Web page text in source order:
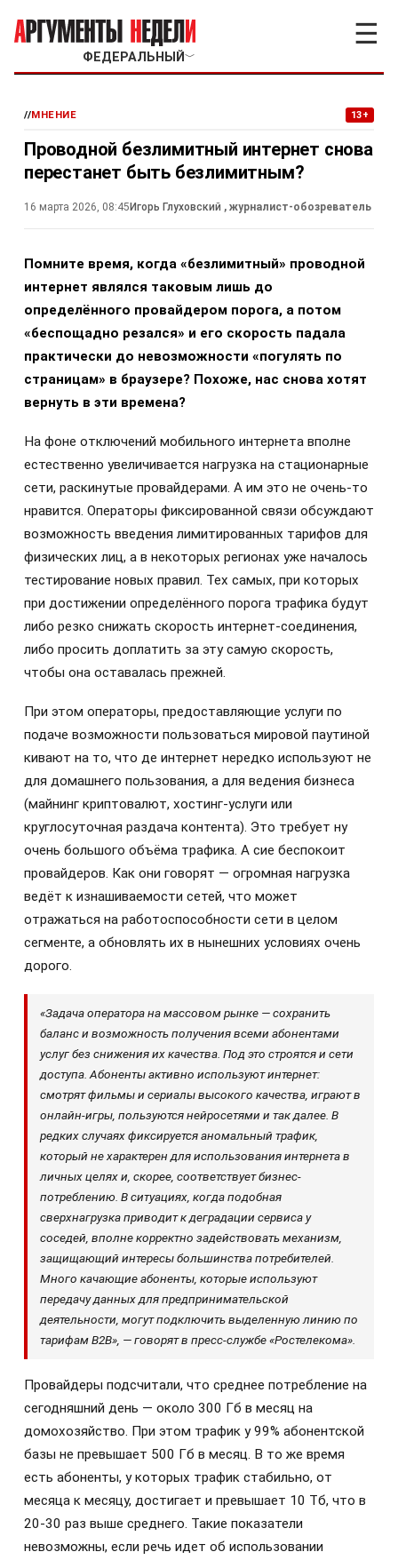
ФЕДЕРАЛЬНЫЙ ﹀
☰
//МНЕНИЕ 13+
Проводной безлимитный интернет снова
перестанет быть безлимитным?
16 марта 2026, 08:45 Игорь Глуховский , журналист-обозреватель
Помните время, когда «безлимитный» проводной
интернет являлся таковым лишь до
определённого провайдером порога, а потом
«беспощадно резался» и его скорость падала
практически до невозможности «погулять по
страницам» в браузере? Похоже, нас снова хотят
вернуть в эти времена?
На фоне отключений мобильного интернета вполне
естественно увеличивается нагрузка на стационарные
сети, раскинутые провайдерами. А им это не очень-то
нравится. Операторы фиксированной связи обсуждают
возможность введения лимитированных тарифов для
физических лиц, а в некоторых регионах уже началось
тестирование новых правил. Тех самых, при которых
при достижении определённого порога трафика будут
либо резко снижать скорость интернет-соединения,
либо просить доплатить за эту самую скорость,
чтобы она оставалась прежней.
При этом операторы, предоставляющие услуги по
подаче возможности пользоваться мировой паутиной
кивают на то, что де интернет нередко используют не
для домашнего пользования, а для ведения бизнеса
(майнинг криптовалют, хостинг-услуги или
круглосуточная раздача контента). Это требует ну
очень большого объёма трафика. А сие беспокоит
провайдеров. Как они говорят — огромная нагрузка
ведёт к изнашиваемости сетей, что может
отражаться на работоспособности сети в целом
сегменте, а обновлять их в нынешних условиях очень
дорого.
«Задача оператора на массовом рынке — сохранить
баланс и возможность получения всеми абонентами
услуг без снижения их качества. Под это строятся и сети
доступа. Абоненты активно используют интернет:
смотрят фильмы и сериалы высокого качества, играют в
онлайн-игры, пользуются нейросетями и так далее. В
редких случаях фиксируется аномальный трафик,
который не характерен для использования интернета в
личных целях и, скорее, соответствует бизнес-
потреблению. В ситуациях, когда подобная
сверхнагрузка приводит к деградации сервиса у
соседей, вполне корректно задействовать механизм,
защищающий интересы большинства потребителей.
Много качающие абоненты, которые используют
передачу данных для предпринимательской
деятельности, могут подключить выделенную линию по
тарифам B2B», — говорят в пресс-службе «Ростелекома».
Провайдеры подсчитали, что среднее потребление на
сегодняшний день — около 300 Гб в месяц на
домохозяйство. При этом трафик у 99% абонентской
базы не превышает 500 Гб в месяц. В то же время
есть абоненты, у которых трафик стабильно, от
месяца к месяцу, достигает и превышает 10 Тб, что в
20-30 раз выше среднего. Такие показатели
невозможны, если речь идет об использовании